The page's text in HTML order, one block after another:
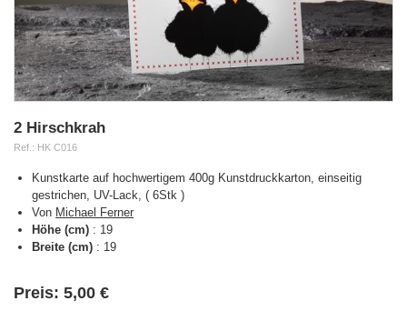
2 Hirschkrah
Ref.: HK C016
Kunstkarte auf hochwertigem 400g Kunstdruckkarton, einseitig
gestrichen, UV-Lack, ( 6Stk )
Von Michael Ferner
Höhe (cm) : 19
Breite (cm) : 19
Verfügbarkeit:
Preis: 5,00 €